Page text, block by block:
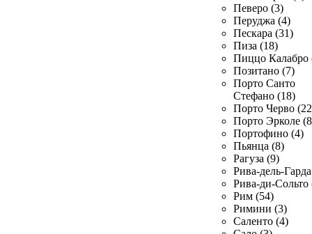
Певеро (3)
Перуджа (4)
Пескара (31)
Пиза (18)
Пиццо Калабро
Позитано (7)
Порто Санто
Стефано (18)
Порто Черво
Порто Эрколе
Портофино (4)
Пьянца (8)
Рагуза (9)
Рива-дель-
Рива-ди-Сольто
Рим (54)
Римини (3)
Саленто (4)